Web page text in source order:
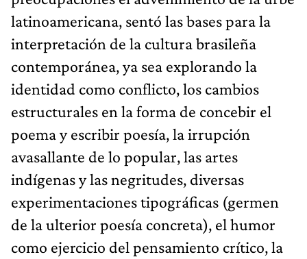
latinoamericana, sentó las bases para la
interpretación de la cultura brasileña
contemporánea, ya sea explorando la
identidad como conflicto, los cambios
estructurales en la forma de concebir el
poema y escribir poesía, la irrupción
avasallante de lo popular, las artes
indígenas y las negritudes, diversas
experimentaciones tipográficas (germen
de la ulterior poesía concreta), el humor
como ejercicio del pensamiento crítico, la